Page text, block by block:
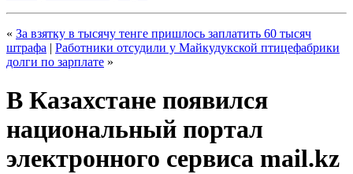
« За взятку в тысячу тенге пришлось заплатить 60 тысяч
штрафа | Работники отсудили у Майкудукской птицефабрики
долги по зарплате »
В Казахстане появился
национальный портал
электронного сервиса mail.kz